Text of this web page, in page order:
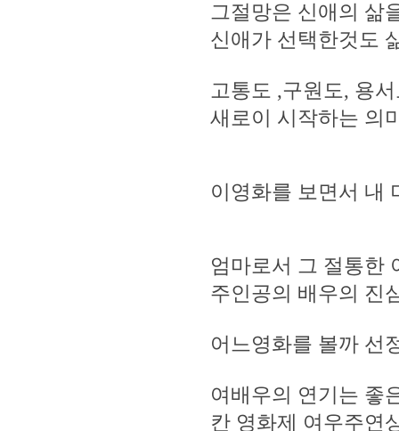
그절망은 신애의 삶
신애가 선택한것도
고통도 ,구원도, 용
새로이 시작하는 의
이영화를 보면서 내
엄마로서 그 절통한
주인공의 배우의 진
어느영화를 볼까 선
여배우의 연기는 좋
칸 영화제 여우주연